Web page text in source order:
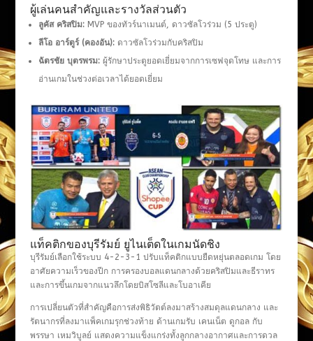
ผู้เล่นคนสำคัญและรางวัลส่วนตัว
ลูคัส คริสปิม:MVP ของทัวร์นาเมนต์, ดาวซัลโวร่วม (5 ประตู)
ลีโอ อาร์ตูร์ (คองอัน):ดาวซัลโวร่วมกับคริสปิม
ฉัตรชัย บุตรพรม:ผู้รักษาประตูยอดเยี่ยมจากการเซฟจุดโทษ และการ
อ่านเกมในช่วงต่อเวลาได้ยอดเยี่ยม
แท็คติกของบุรีรัมย์ ยูไนเต็ดในเกมนัดชิง
บุรีรัมย์เลือกใช้ระบบ 4-2-3-1 ปรับแท็คติกแบบยืดหยุ่นตลอดเกม โดย
อาศัยความเร็วของปีก การครองบอลแดนกลางด้วยคริสปิมและธีราทร
และการขึ้นเกมจากแนวลึกโดยบิสโซลีและโบอาเคีย
การเปลี่ยนตัวที่สำคัญคือการส่งพิธิวัตต์ลงมาสร้างสมดุลแดนกลาง และ
รัตนากรที่ลงมาแพ็คเกมรุกช่วงท้าย ด้านเกมรับ เคนเน็ต ดูกอล กับ
พรรษา เหมวิบูลย์ แสดงความแข็งแกร่งทั้งลูกกลางอากาศและการดวล